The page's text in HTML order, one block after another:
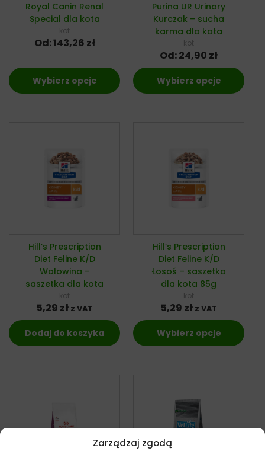
Zarządzaj zgodą
Royal Canin Renal
Special dla kota
kot
Od:143,26 zł
Wybierz opcje
Purina UR Urinary
Kurczak – sucha
karma dla kota
kot
Od:24,90 zł
Wybierz opcje
Hill’s Prescription
Diet Feline K/D
Wołowina –
saszetka dla kota
kot
5,29 zł z VAT
Dodaj do koszyka
Hill’s Prescription
Diet Feline K/D
Łosoś – saszetka
dla kota 85g
kot
5,29 zł z VAT
Wybierz opcje